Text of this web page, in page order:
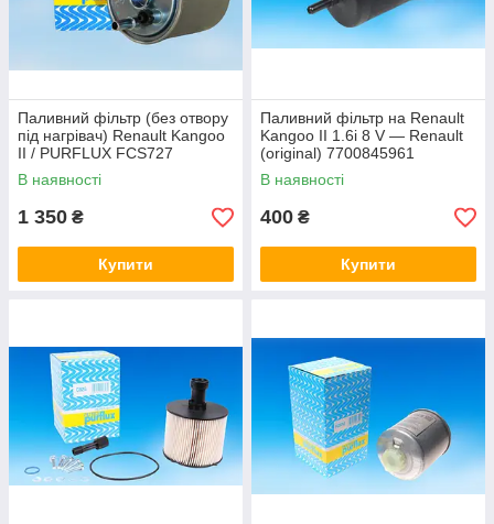
Паливний фільтр (без отвору
під нагрівач) Renault Kangoo
II / PURFLUX FCS727
В наявності
1 350 ₴
Купити
Паливний фільтр на Renault
Kangoo II 1.6i 8 V — Renault
(original) 7700845961
В наявності
400 ₴
Купити